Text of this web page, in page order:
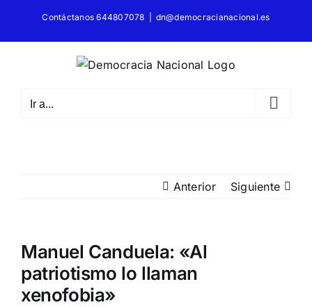
contenido
Contáctanos 644807078 dn@democracianacional.es
Ir a...
Anterior Siguiente
Manuel Canduela: «Al
patriotismo lo llaman
xenofobia»